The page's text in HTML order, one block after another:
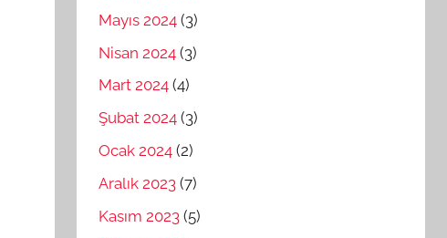
Mayıs 2024 (3)
Nisan 2024 (3)
Mart 2024 (4)
Şubat 2024 (3)
Ocak 2024 (2)
Aralık 2023 (7)
Kasım 2023 (5)